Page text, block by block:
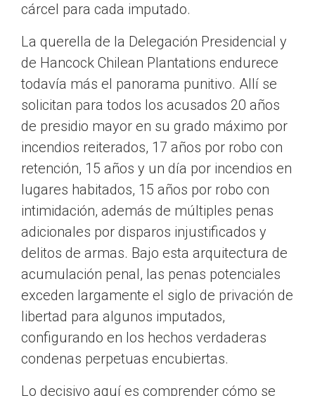
cárcel para cada imputado.
La querella de la Delegación Presidencial y
de Hancock Chilean Plantations endurece
todavía más el panorama punitivo. Allí se
solicitan para todos los acusados 20 años
de presidio mayor en su grado máximo por
incendios reiterados, 17 años por robo con
retención, 15 años y un día por incendios en
lugares habitados, 15 años por robo con
intimidación, además de múltiples penas
adicionales por disparos injustificados y
delitos de armas. Bajo esta arquitectura de
acumulación penal, las penas potenciales
exceden largamente el siglo de privación de
libertad para algunos imputados,
configurando en los hechos verdaderas
condenas perpetuas encubiertas.
Lo decisivo aquí es comprender cómo se